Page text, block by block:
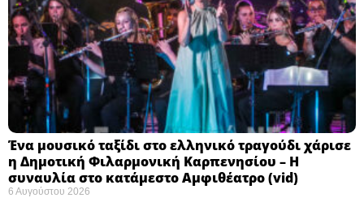
Ένα μουσικό ταξίδι στο ελληνικό τραγούδι χάρισε
η Δημοτική Φιλαρμονική Καρπενησίου – Η
συναυλία στο κατάμεστο Αμφιθέατρο (vid)
6 Αυγούστου 2026